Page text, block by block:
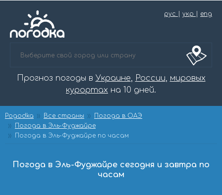
рус укр eng
Прогноз погоды в Украине, России, мировых
курортах на 10 дней.
Pogodka Все страны
Погода в ОАЭ
Погода в Эль-Фуджайре
Погода в Эль-Фуджайре по часам
Погода в Эль-Фуджайре сегодня и завтра по
часам